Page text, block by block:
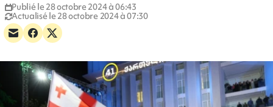
Publié le 28 octobre 2024 à 06:43
Actualisé le 28 octobre 2024 à 07:30